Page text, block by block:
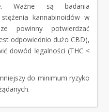
Ważne są badania
kannabinoidów w
powinny potwierdzać
odpowiednio dużo CBD),
dowód legalności (THC <
do minimum ryzyko